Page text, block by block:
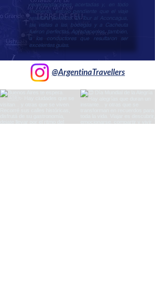
recomendaciones acertadas y, en todo
momento, estuvo pendiente que el viaje
resultara perfecto. El Tour al Aconcagua,
las visitas a las bodegas y a Cacheuta
fueron perfectas. Agradecemos, también,
a los conductores que resultaron ser
excelentes guías.
@ArgentinaTravellers